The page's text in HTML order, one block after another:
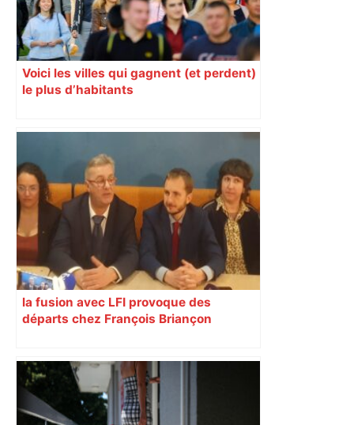
Voici les villes qui gagnent (et perdent)
le plus d’habitants
la fusion avec LFI provoque des
départs chez François Briançon